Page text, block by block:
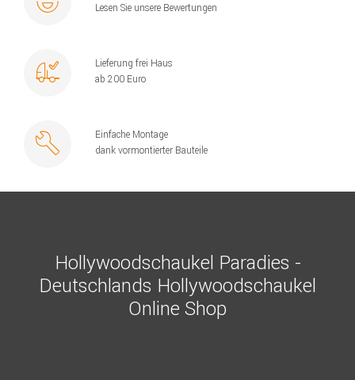
Lesen Sie unsere Bewertungen
Lieferung frei Haus
ab 200 Euro
Einfache Montage
dank vormontierter Bauteile
Hollywoodschaukel Paradies -
Deutschlands Hollywoodschaukel
Online Shop